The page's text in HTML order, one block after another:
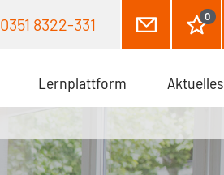
0351 8322-331 0
Lernplattform Aktuelles